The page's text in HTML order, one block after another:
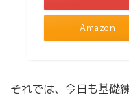
Amazon
それでは、今日も基礎